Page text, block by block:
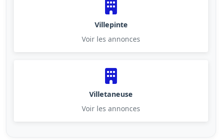
Villepinte
Voir les annonces
Villetaneuse
Voir les annonces